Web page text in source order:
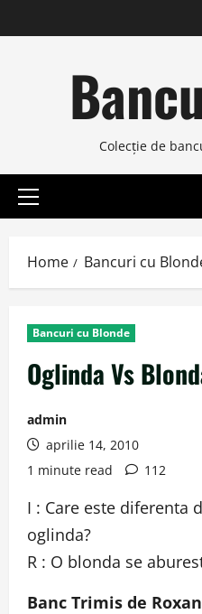
to
Colecţie de
Primary
Home Bancuri cu
Bancuri cu Blonde
Oglinda Vs
admin
aprilie 14, 2010
1 minute read
112
I : Care este diferenta
oglinda?
R : O blonda se
Banc Trimis de